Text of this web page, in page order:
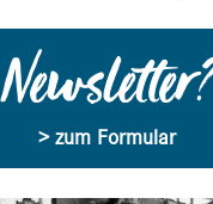
Newsletter?
> zum Formular